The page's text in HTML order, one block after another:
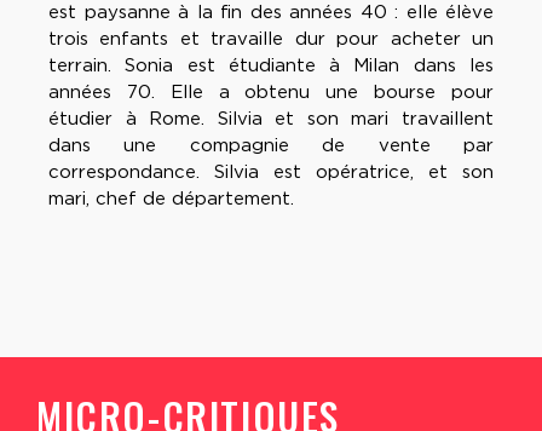
est paysanne à la fin des années 40 : elle élève
trois enfants et travaille dur pour acheter un
terrain. Sonia est étudiante à Milan dans les
années 70. Elle a obtenu une bourse pour
étudier à Rome. Silvia et son mari travaillent
dans une compagnie de vente par
correspondance. Silvia est opératrice, et son
mari, chef de département.
MICRO-CRITIQUES